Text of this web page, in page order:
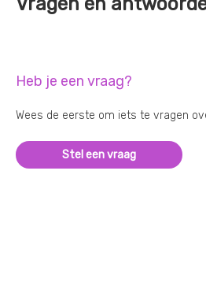
Heb je een vraag?
Wees de eerste om iets te vragen
Stel een vraag